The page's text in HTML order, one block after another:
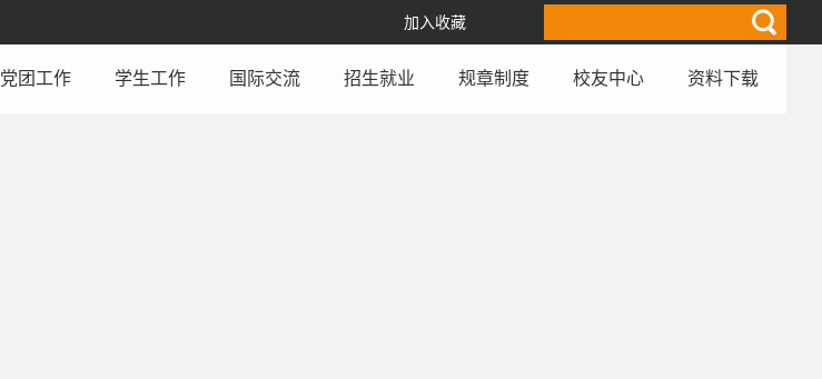
加入收藏
党团工作 学生工作 国际交流 招生就业 规章制度 校友中心 资料下载